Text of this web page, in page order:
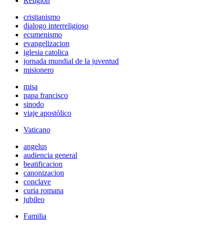
cristianismo
dialogo interreligioso
ecumenismo
evangelizacion
iglesia catolica
jornada mundial de la juventud
misionero
misa
papa francisco
sinodo
viaje apostólico
Vaticano
angelus
audiencia general
beatificacion
canonizacion
conclave
curia romana
jubileo
Familia